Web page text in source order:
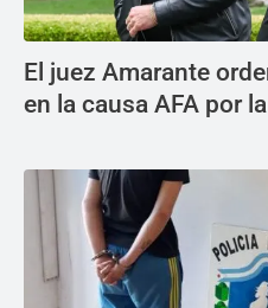
El juez Amarante
en la causa AFA por